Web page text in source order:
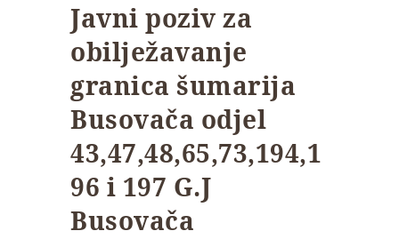
Javni poziv za
obilježavanje
granica šumarija
Busovača odjel
43,47,48,65,73,194,1
96 i 197 G.J
Busovača